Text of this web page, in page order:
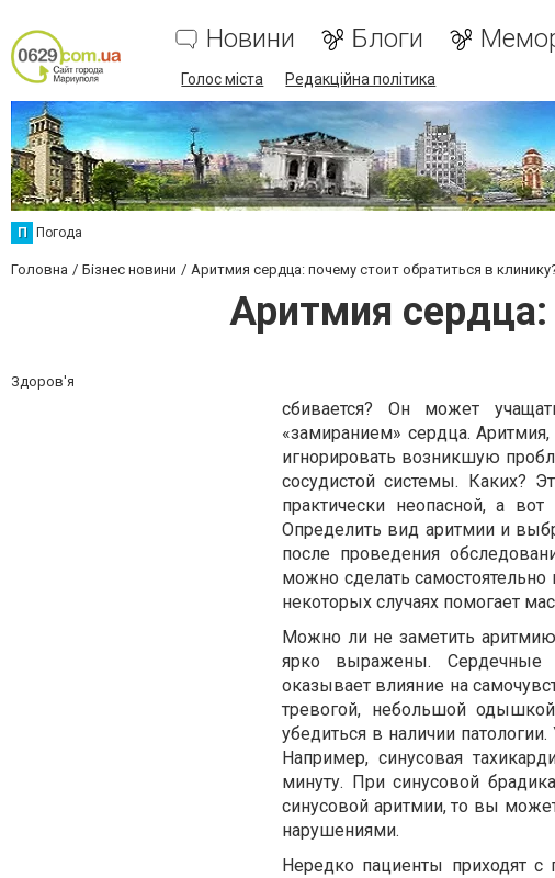
Новини Блоги
Голос міста Редакційна політика
П Погода
Головна Бізнес новини Аритмия сердца: почему стоит обратиться в
Аритмия сердца:
Здоров'я
сбивается? Он может
«замиранием» сердца.
игнорировать возникшую
сосудистой системы. Каких?
практически неопасной, а
Определить вид аритмии и
после проведения
можно сделать самостоятельно
некоторых случаях помогает
Можно ли не заметить
ярко выражены. Сердечные
оказывает влияние на
тревогой, небольшой
убедиться в наличии
Например, синусовая
минуту. При синусовой
синусовой аритмии, то вы
нарушениями.
Нередко пациенты приходят с